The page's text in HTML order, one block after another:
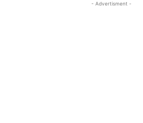
- Advertisment -